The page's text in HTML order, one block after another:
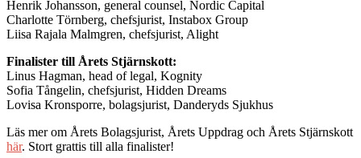
Henrik Johansson, general counsel, Nordic Capital
Charlotte Törnberg, chefsjurist, Instabox Group
Liisa Rajala Malmgren, chefsjurist, Alight
Finalister till Årets Stjärnskott:
Linus Hagman, head of legal, Kognity
Sofia Tångelin, chefsjurist, Hidden Dreams
Lovisa Kronsporre, bolagsjurist, Danderyds Sjukhus
Läs mer om Årets Bolagsjurist, Årets Uppdrag och Årets Stjärnskott
här. Stort grattis till alla finalister!